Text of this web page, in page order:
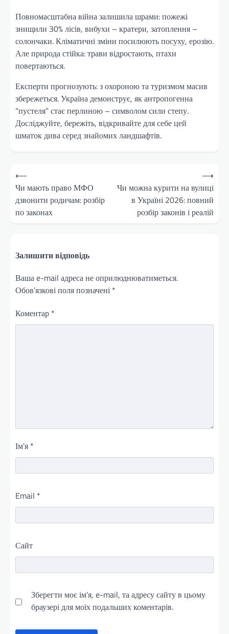
Повномасштабна війна залишила шрами: пожежі
знищили 30% лісів, вибухи – кратери, затоплення –
солончаки. Кліматичні зміни посилюють посуху, ерозію.
Але природа стійка: трави відростають, птахи
повертаються.
Експерти прогнозують: з охороною та туризмом масив
збережеться. Україна демонструє, як антропогенна
“пустеля” стає перлиною – символом сили степу.
Досліджуйте, бережіть, відкривайте для себе цей
шматок дива серед знайомих ландшафтів.
Навігація
записів
⟵
Чи мають право МФО
дзвонити родичам: розбір
по законах
Чи можна курити на вулиці
в Україні 2026: повний
розбір законів і реалій
⟶
Залишити відповідь
Ваша e-mail адреса не оприлюднюватиметься.
Обов’язкові поля позначені *
Коментар *
Ім'я *
Email *
Сайт
Зберегти моє ім'я, e-mail, та адресу сайту в цьому
браузері для моїх подальших коментарів.